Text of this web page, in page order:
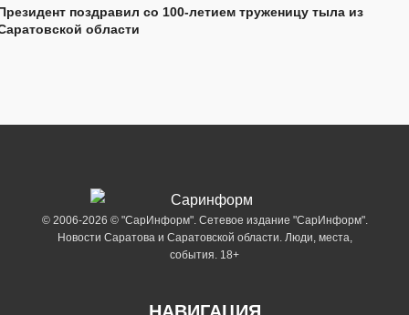
поздравил со 100-летием труженицу тыла из
области
© 2006-2026 © "СарИнформ". Сетевое издание "СарИнформ".
Новости Саратова и Саратовской области. Люди, места,
события. 18+